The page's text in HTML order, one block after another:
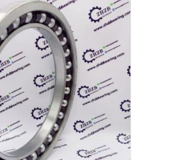
Hyundai repuestos
7, R55-7A, R55-9, R55-9S,
9A